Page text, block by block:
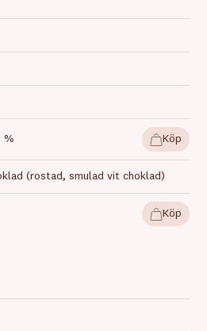
% Köp
(rostad, smulad vit choklad)
Köp